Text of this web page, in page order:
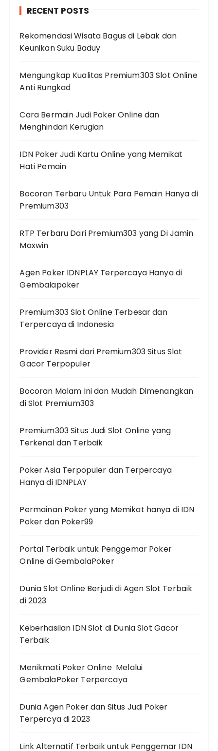
RECENT POSTS
Rekomendasi Wisata Bagus di Lebak dan
Keunikan Suku Baduy
Mengungkap Kualitas Premium303 Slot Online
Anti Rungkad
Cara Bermain Judi Poker Online dan
Menghindari Kerugian
IDN Poker Judi Kartu Online yang Memikat
Hati Pemain
Bocoran Terbaru Untuk Para Pemain Hanya di
Premium303
RTP Terbaru Dari Premium303 yang Di Jamin
Maxwin
Agen Poker IDNPLAY Terpercaya Hanya di
Gembalapoker
Premium303 Slot Online Terbesar dan
Terpercaya di Indonesia
Provider Resmi dari Premium303 Situs Slot
Gacor Terpopuler
Bocoran Malam Ini dan Mudah Dimenangkan
di Slot Premium303
Premium303 Situs Judi Slot Online yang
Terkenal dan Terbaik
Poker Asia Terpopuler dan Terpercaya
Hanya di IDNPLAY
Permainan Poker yang Memikat hanya di IDN
Poker dan Poker99
Portal Terbaik untuk Penggemar Poker
Online di GembalaPoker
Dunia Slot Online Berjudi di Agen Slot Terbaik
di 2023
Keberhasilan IDN Slot di Dunia Slot Gacor
Terbaik
Menikmati Poker Online Melalui
GembalaPoker Terpercaya
Dunia Agen Poker dan Situs Judi Poker
Terpercya di 2023
Link Alternatif Terbaik untuk Penggemar IDN